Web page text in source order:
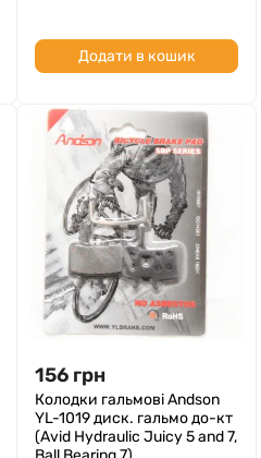
Додати в кошик
156 грн
Колодки гальмові Andson
YL-1019 диск. гальмо до-кт
(Avid Hydraulic Juicy 5 and 7,